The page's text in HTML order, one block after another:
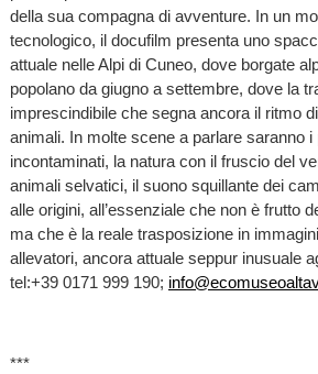
della sua compagna di avventure. In un
tecnologico, il docufilm presenta uno
attuale nelle Alpi di Cuneo, dove borgate
popolano da giugno a settembre, dove la
imprescindibile che segna ancora il ritmo
animali. In molte scene a parlare saranno i
incontaminati, la natura con il fruscio del
animali selvatici, il suono squillante dei
alle origini, all’essenziale che non è frutto
ma che è la reale trasposizione in
allevatori, ancora attuale seppur inusuale
tel:+39 0171 999 190;
***